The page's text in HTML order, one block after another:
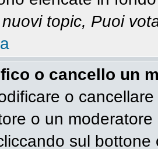
topic, Puoi
o cancello un
o
o un
sul